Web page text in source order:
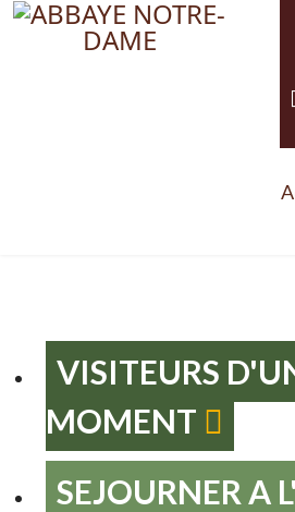
VISITEURS
MOMENT
SEJOURNER A